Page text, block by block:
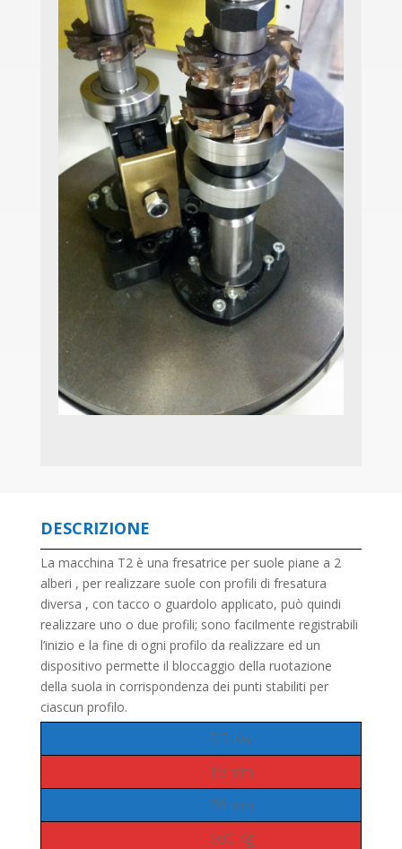
DESCRIZIONE
La macchina T2 è una fresatrice per suole piane a 2
alberi , per realizzare suole con profili di fresatura
diversa , con tacco o guardolo applicato, può quindi
realizzare uno o due profili; sono facilmente registrabili
l’inizio e la fine di ogni profilo da realizzare ed un
dispositivo permette il bloccaggio della ruotazione
della suola in corrispondenza dei punti stabiliti per
ciascun profilo.
5.5 Kw
19 mm
70 mm
600 Kg